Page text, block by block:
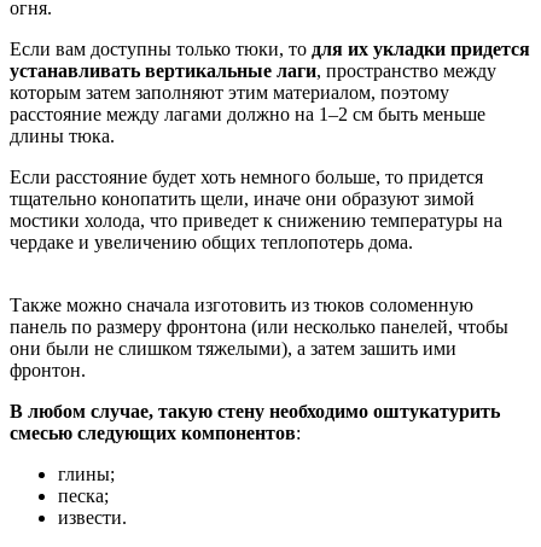
огня.
Если вам доступны только тюки, то для их укладки придется
устанавливать вертикальные лаги, пространство между
которым затем заполняют этим материалом, поэтому
расстояние между лагами должно на 1–2 см быть меньше
длины тюка.
Если расстояние будет хоть немного больше, то придется
тщательно конопатить щели, иначе они образуют зимой
мостики холода, что приведет к снижению температуры на
чердаке и увеличению общих теплопотерь дома.
Также можно сначала изготовить из тюков соломенную
панель по размеру фронтона (или несколько панелей, чтобы
они были не слишком тяжелыми), а затем зашить ими
фронтон.
В любом случае, такую стену необходимо оштукатурить
смесью следующих компонентов:
глины;
песка;
извести.